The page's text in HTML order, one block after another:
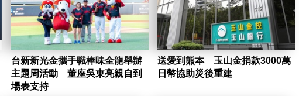
台新新光金攜手職棒味全龍舉辦
主題周活動 董座吳東亮親自到
場表支持
送愛到熊本 玉山金捐款3000萬
日幣協助災後重建